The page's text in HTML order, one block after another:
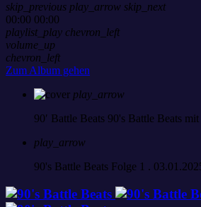
skip_previous play_arrow skip_next
00:00 00:00
playlist_play chevron_left
volume_up
chevron_left
Zum Album gehen
play_arrow
90′ Battle Beats 90's Battle Beats
play_arrow
90's Battle Beats Folge 1 .